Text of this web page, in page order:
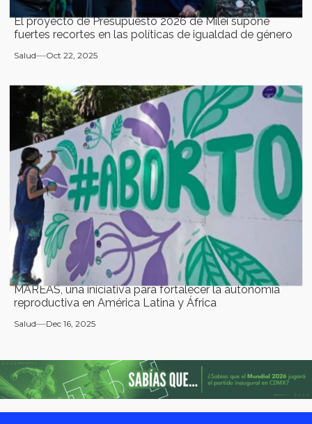
El proyecto de Presupuesto 2026 de Milei supone
fuertes recortes en las políticas de igualdad de género
Salud Oct 22, 2025
MAREAS, una iniciativa para fortalecer la autonomía
reproductiva en América Latina y África
Salud Dec 16, 2025